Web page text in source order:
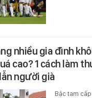
nhiều gia đình
cao? 1 cách làm
người già
Bậc tam